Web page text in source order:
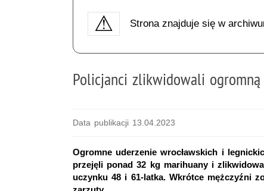
Strona znajduje się w
Policjanci zlikwidowali
Data publikacji 13.04.2023
Ogromne uderzenie wrocławskich i
przejęli ponad 32 kg marihuany i
uczynku 48 i 61-latka. Wkrótce mężczyźni